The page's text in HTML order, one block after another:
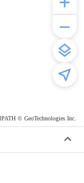
© GeoTechnologies Inc.